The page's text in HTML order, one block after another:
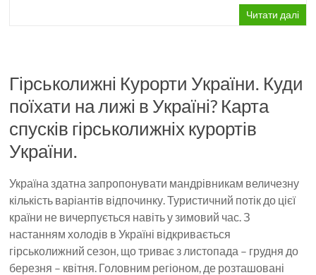
Читати далі
Гірськолижні Курорти України. Куди
поїхати на лижі в Україні? Карта
спусків гірськолижніх курортів
України.
Україна здатна запропонувати мандрівникам величезну
кількість варіантів відпочинку. Туристичний потік до цієї
країни не вичерпується навіть у зимовий час. З
настанням холодів в Україні відкривається
гірськолижний сезон, що триває з листопада – грудня до
березня – квітня. Головним регіоном, де розташовані